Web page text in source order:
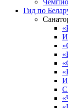
Гид по